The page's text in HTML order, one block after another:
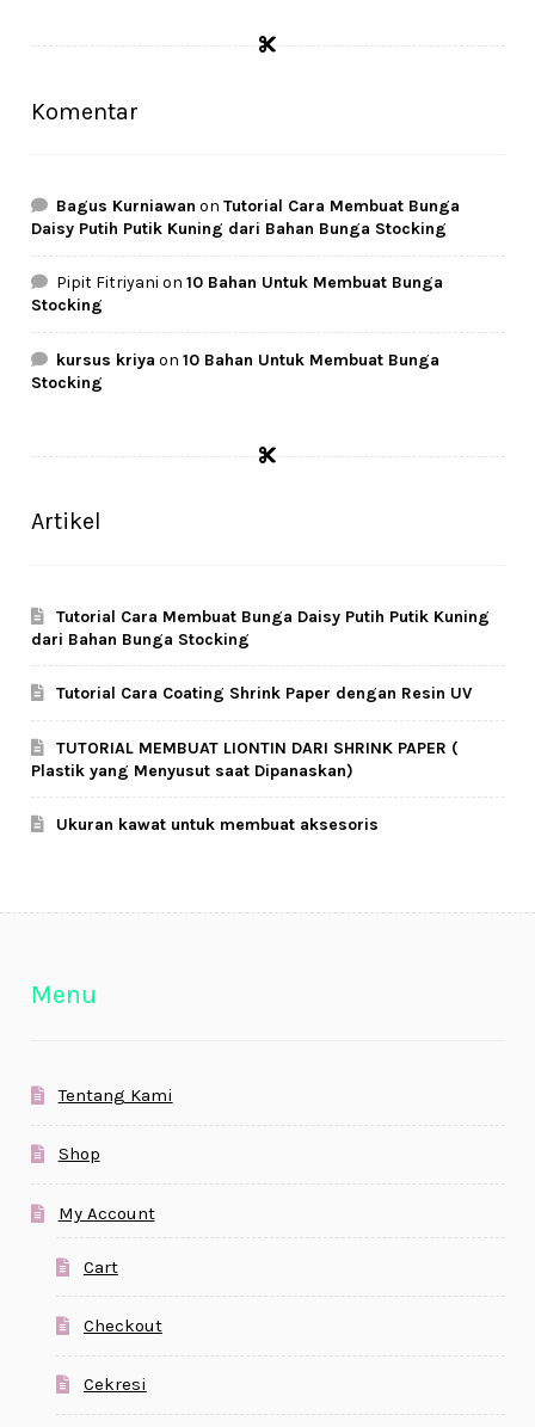
Rp50.000.Rp40.000.
Komentar
Bagus Kurniawan onTutorial Cara Membuat Bunga
Daisy Putih Putik Kuning dari Bahan Bunga Stocking
Pipit Fitriyani on10 Bahan Untuk Membuat Bunga
Stocking
kursus kriya on10 Bahan Untuk Membuat Bunga
Stocking
Artikel
Tutorial Cara Membuat Bunga Daisy Putih Putik Kuning
dari Bahan Bunga Stocking
Tutorial Cara Coating Shrink Paper dengan Resin UV
TUTORIAL MEMBUAT LIONTIN DARI SHRINK PAPER (
Plastik yang Menyusut saat Dipanaskan)
Ukuran kawat untuk membuat aksesoris
Menu
Tentang Kami
Shop
My Account
Cart
Checkout
Cekresi